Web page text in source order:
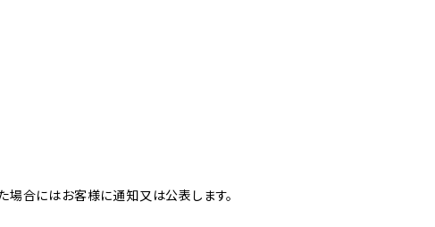
場合にはお客様に通知又は公表します。